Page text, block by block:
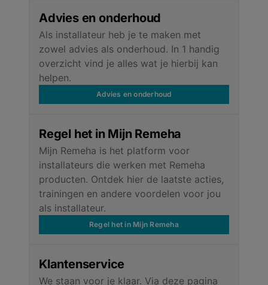
Advies en onderhoud
Als installateur heb je te maken met
zowel advies als onderhoud. In 1 handig
overzicht vind je alles wat je hierbij kan
helpen.
Advies en onderhoud
Regel het in Mijn Remeha
Mijn Remeha is het platform voor
installateurs die werken met Remeha
producten. Ontdek hier de laatste acties,
trainingen en andere voordelen voor jou
als installateur.
Regel het in Mijn Remeha
Klantenservice
We staan voor je klaar. Via deze pagina